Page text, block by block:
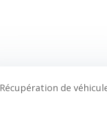
Récupération de